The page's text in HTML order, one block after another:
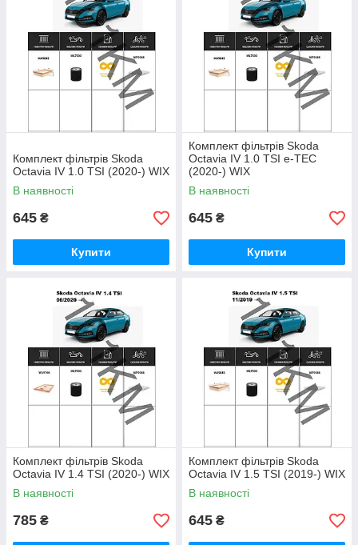
Комплект фільтрів Skoda
Octavia IV 1.0 TSI (2020-) WIX
В наявності
645 ₴
Купити
Комплект фільтрів Skoda
Octavia IV 1.0 TSI e-TEC
(2020-) WIX
В наявності
645 ₴
Купити
Комплект фільтрів Skoda
Octavia IV 1.4 TSI (2020-) WIX
В наявності
785 ₴
Комплект фільтрів Skoda
Octavia IV 1.5 TSI (2019-) WIX
В наявності
645 ₴